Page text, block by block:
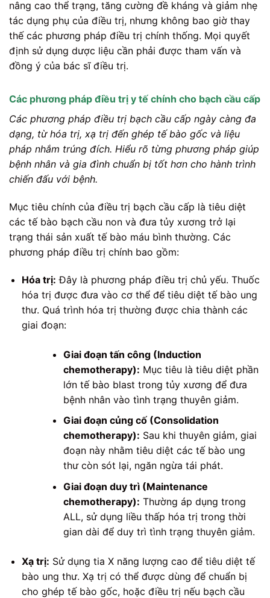
nâng cao thể trạng, tăng cường đề kháng và giảm nhẹ
tác dụng phụ của điều trị, nhưng không bao giờ thay
thế các phương pháp điều trị chính thống. Mọi quyết
định sử dụng dược liệu cần phải được tham vấn và
đồng ý của bác sĩ điều trị.
Các phương pháp điều trị y tế chính cho bạch cầu cấp
Các phương pháp điều trị bạch cầu cấp ngày càng đa
dạng, từ hóa trị, xạ trị đến ghép tế bào gốc và liệu
pháp nhắm trúng đích. Hiểu rõ từng phương pháp giúp
bệnh nhân và gia đình chuẩn bị tốt hơn cho hành trình
chiến đấu với bệnh.
Mục tiêu chính của điều trị bạch cầu cấp là tiêu diệt
các tế bào bạch cầu non và đưa tủy xương trở lại
trạng thái sản xuất tế bào máu bình thường. Các
phương pháp điều trị chính bao gồm:
Hóa trị: Đây là phương pháp điều trị chủ yếu. Thuốc
hóa trị được đưa vào cơ thể để tiêu diệt tế bào ung
thư. Quá trình hóa trị thường được chia thành các
giai đoạn:
Giai đoạn tấn công (Induction
chemotherapy): Mục tiêu là tiêu diệt phần
lớn tế bào blast trong tủy xương để đưa
bệnh nhân vào tình trạng thuyên giảm.
Giai đoạn củng cố (Consolidation
chemotherapy): Sau khi thuyên giảm, giai
đoạn này nhằm tiêu diệt các tế bào ung
thư còn sót lại, ngăn ngừa tái phát.
Giai đoạn duy trì (Maintenance
chemotherapy): Thường áp dụng trong
ALL, sử dụng liều thấp hóa trị trong thời
gian dài để duy trì tình trạng thuyên giảm.
Xạ trị: Sử dụng tia X năng lượng cao để tiêu diệt tế
bào ung thư. Xạ trị có thể được dùng để chuẩn bị
cho ghép tế bào gốc, hoặc điều trị nếu bạch cầu